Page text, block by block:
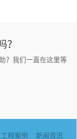
？
？我们一直在这里等
工程案例 新闻资讯